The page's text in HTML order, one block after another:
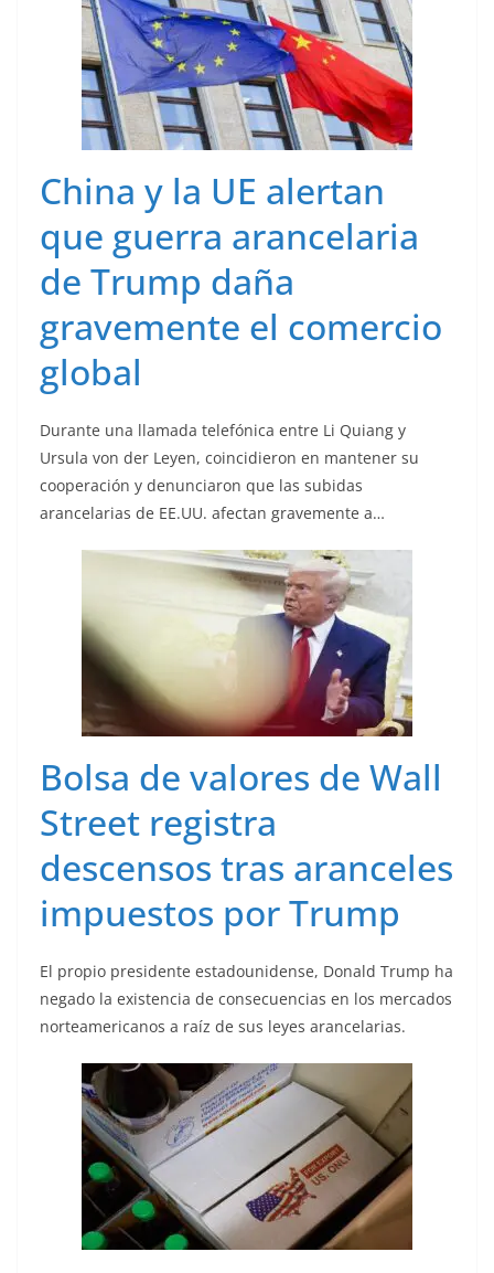
China y la UE alertan
que guerra arancelaria
de Trump daña
gravemente el comercio
global
Durante una llamada telefónica entre Li Quiang y
Ursula von der Leyen, coincidieron en mantener su
cooperación y denunciaron que las subidas
arancelarias de EE.UU. afectan gravemente a…
Bolsa de valores de Wall
Street registra
descensos tras aranceles
impuestos por Trump
El propio presidente estadounidense, Donald Trump ha
negado la existencia de consecuencias en los mercados
norteamericanos a raíz de sus leyes arancelarias.